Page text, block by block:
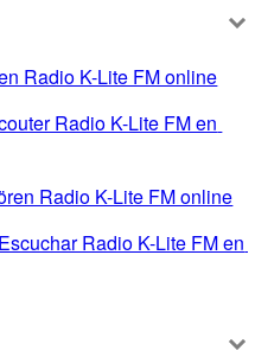
Radio K-Lite FM online
Radio K-Lite FM en
Radio K-Lite FM online
Escuchar Radio K-Lite FM en